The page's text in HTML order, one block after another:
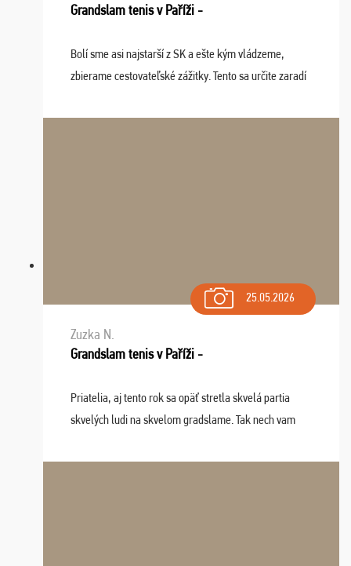
Grandslam tenis v Paříži -
Bolí sme asi najstarší z SK a ešte kým vládzeme,
zbierame cestovateľské zážitky. Tento sa určite zaradí
osudu - pohodový šefík Meďo, dobrá parti ...
25.05.2026
Zuzka N.
Grandslam tenis v Paříži -
Priatelia, aj tento rok sa opäť stretla skvelá partia
skvelých ludi na skvelom gradslame. Tak nech vam
sa na budúci rok. Prajem vam este veľa ta ...